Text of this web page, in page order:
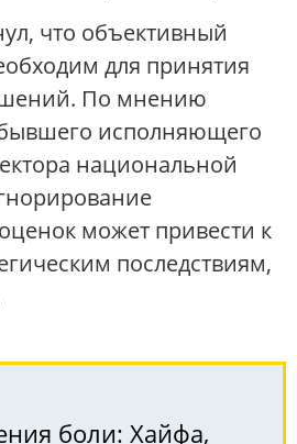
что объективный
для принятия
По мнению
исполняющего
национальной
может привести к
последствиям,
боли: Хайфа,